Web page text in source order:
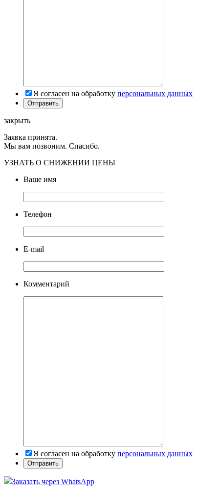
Я согласен на обработку персональных данных
закрыть
Заявка принята.
Мы вам позвоним. Спасибо.
УЗНАТЬ О СНИЖЕНИИ ЦЕНЫ
Ваше имя
Телефон
E-mail
Комментарий
Я согласен на обработку персональных данных
Заказать через WhatsApp